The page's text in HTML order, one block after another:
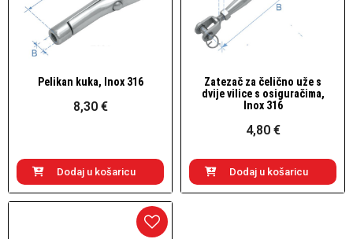
Brzi pogled
Pelikan kuka, Inox 316
8,30 €
Dodaj u košaricu
Brzi pogled
Zatezač za čelično uže s
dvije vilice s osiguračima,
Inox 316
4,80 €
Dodaj u košaricu